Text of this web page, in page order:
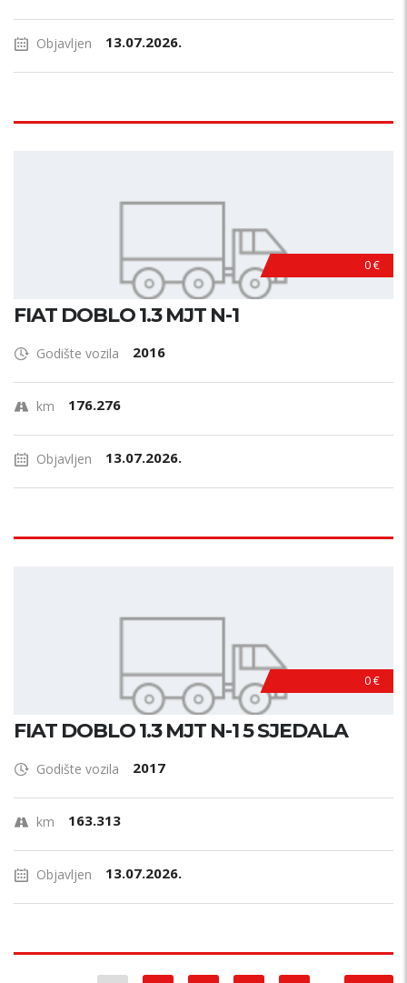
Objavljen 13.07.2026.
0 €
FIAT DOBLO 1.3 MJT N-1
Godište vozila 2016
km 176.276
Objavljen 13.07.2026.
0 €
FIAT DOBLO 1.3 MJT N-1 5 SJEDALA
Godište vozila 2017
km 163.313
Objavljen 13.07.2026.